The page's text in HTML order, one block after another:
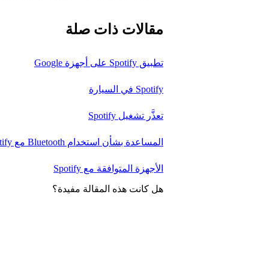
مقالات ذات صلة
تطبيق Spotify على أجهزة Google
Spotify في السيارة
تعذَّر تشغيل Spotify
المساعدة بشأن استخدام Bluetooth مع Spotify
الأجهزة المتوافقة مع Spotify
هل كانت هذه المقالة مفيدة؟